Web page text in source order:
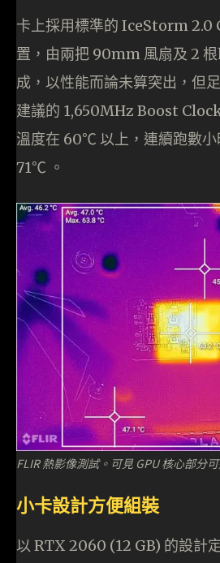
卡上採用標準的 IceStorm 2.0
置，由兩把 90mm 風扇及 2
成，以性能而論未算突出，但
建議的 1,650MHz Boost
溫度在 60℃ 以上，連續跑數小
71℃ 。
FLIR 熱影像測試。可見 GPU 核心部分
小卡設計方便組裝
以 RTX 2060 (12 GB) 的設計